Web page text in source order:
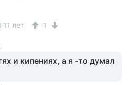
11 лет 1
и кипениях, а я -то думал